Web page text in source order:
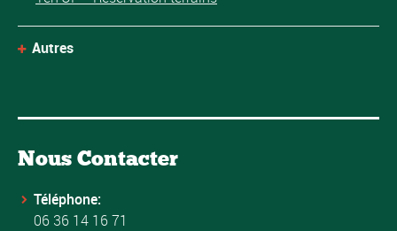
Autres
Nous Contacter
Téléphone:
06 36 14 16 71